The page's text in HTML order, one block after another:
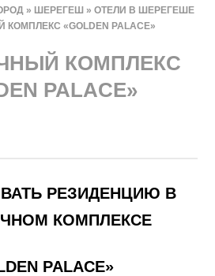
» ШЕРЕГЕШ » ОТЕЛИ В ШЕРЕГЕШЕ
«GOLDEN PALACE»
КОМПЛЕКС
PALACE»
РЕЗИДЕНЦИЮ В
КОМПЛЕКСЕ
PALACE»